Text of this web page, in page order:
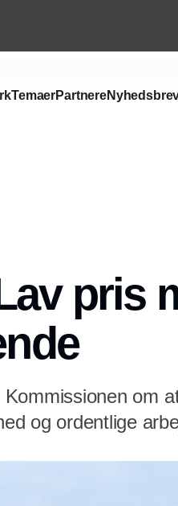
TemaerPartnere
pris
om
og ordentlige